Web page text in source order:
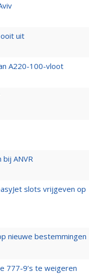
uit
A220-100-vloot
ANVR
slots vrijgeven op
nieuwe bestemmingen
777-9’s te weigeren